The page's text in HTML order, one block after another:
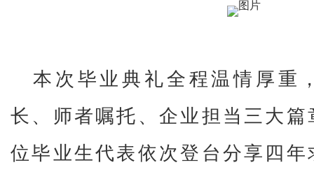
本次毕业典礼全程温情厚重
长、师者嘱托、企业担当三大
位毕业生代表依次登台分享四